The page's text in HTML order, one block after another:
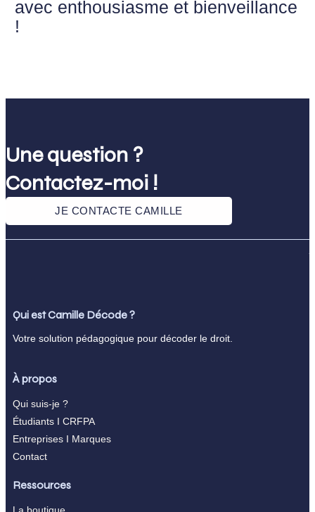
avec enthousiasme et bienveillance
!
Une question ?
Contactez-moi !
JE CONTACTE CAMILLE
Qui est Camille Décode ?
Votre solution pédagogique pour décoder le droit.
À propos
Qui suis-je ?
Étudiants I CRFPA
Entreprises I Marques
Contact
Ressources